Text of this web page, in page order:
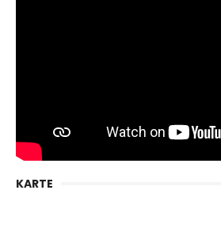
KARTE